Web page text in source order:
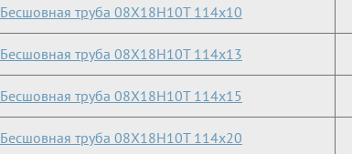
Бесшовная труба 08Х18Н10Т 114х10
Бесшовная труба 08Х18Н10Т 114х13
Бесшовная труба 08Х18Н10Т 114х15
Бесшовная труба 08Х18Н10Т 114х20